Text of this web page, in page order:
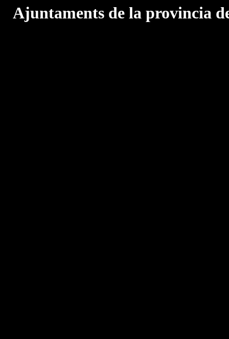
Ajuntaments de la provincia